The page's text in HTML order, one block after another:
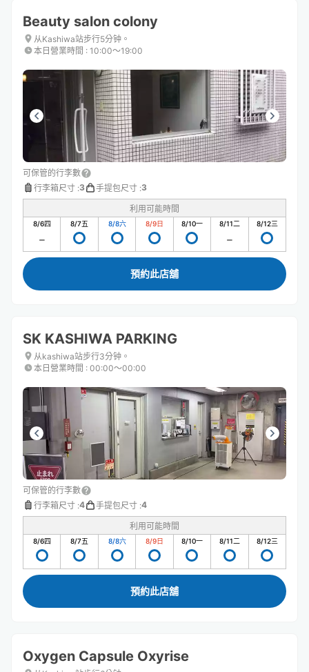
Beauty salon colony
从Kashiwa站步行5分钟。
本日營業時間 : 10:00〜19:00
可保管的行李數
行李箱尺寸 :3 手提包尺寸 :3
利用可能時間
8/6四 8/7五 8/8六 8/9日 8/10一 8/11二 8/12三
預約此店舖
SK KASHIWA PARKING
从kashiwa站步行3分钟。
本日營業時間 : 00:00〜00:00
可保管的行李數
行李箱尺寸 :4 手提包尺寸 :4
利用可能時間
8/6四 8/7五 8/8六 8/9日 8/10一 8/11二 8/12三
預約此店舖
Oxygen Capsule Oxyrise